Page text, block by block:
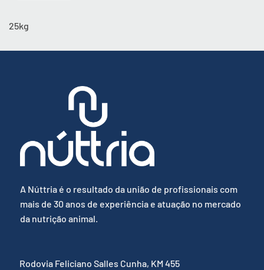
25kg
A Núttria é o resultado da união de profissionais com
mais de 30 anos de experiência e atuação no mercado
da nutrição animal.
Rodovia Feliciano Salles Cunha, KM 455